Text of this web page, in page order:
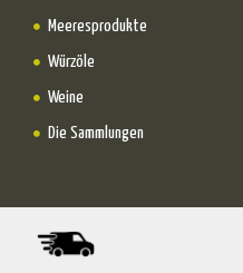
Meeresprodukte
Würzöle
Weine
Die Sammlungen